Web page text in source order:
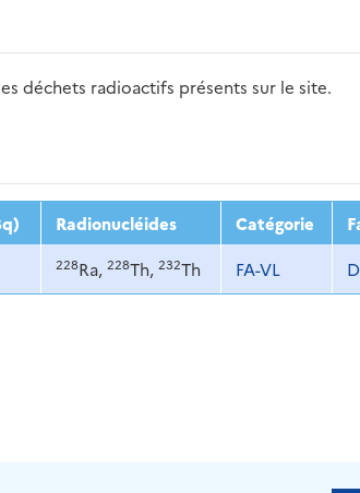
déchets radioactifs présents sur le site.
2021 2022
Radionucléides Catégorie
228Ra, 228Th, 232Th FA-VL